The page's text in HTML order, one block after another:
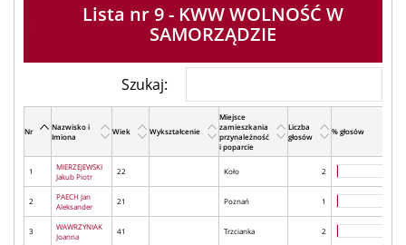
Lista nr 9 - KWW WOLNOŚĆ W
SAMORZĄDZIE
Szukaj:
Nr
Nazwisko i
Imiona
Wiek Wykształcenie
Miejsce
zamieszkania
przynależność
i poparcie
Liczba
głosów
% głosów
1
MIERZEJEWSKI
Jakub Piotr
22 Koło 2
2
PAECH Jan
Aleksander
21 Poznań 1
3
WAWRZYNIAK
Joanna
41 Trzcianka 2